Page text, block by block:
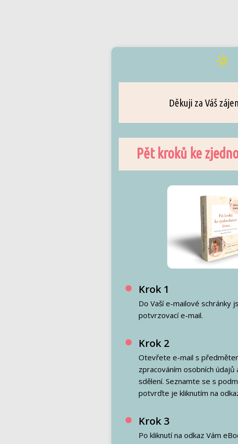
Děkuji za Váš
Pět kroků ke
Krok 1
Do Vaší e-mailové schránky
potvrzovací e-mail.
Krok 2
Otevřete e-mail s
zpracováním osobních údajů
sdělení. Seznamte se s
potvrďte je kliknutím na
Krok 3
Po kliknutí na odkaz Vám